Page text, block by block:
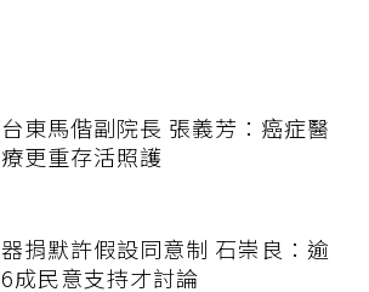
台東馬偕副院長 張義芳：癌症醫
療更重存活照護
器捐默許假設同意制 石崇良：逾
6成民意支持才討論